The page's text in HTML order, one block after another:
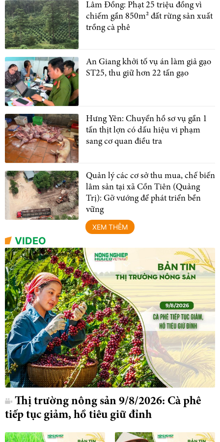
Lâm Đồng: Phạt 25 triệu đồng vì
chiếm gần 850m² đất rừng sản xuất
trồng cà phê
An Giang khởi tố vụ án làm giả gạo
ST25, thu giữ hơn 22 tấn gạo
Hưng Yên: Chuyển hồ sơ vụ gần 1
tấn thịt lợn có dấu hiệu vi phạm
sang cơ quan điều tra
Quản lý các cơ sở thu mua, chế biến
lâm sản tại xã Cồn Tiên (Quảng
Trị): Gỡ vướng để phát triển bền
vững
XEM THÊM
VIDEO
Thị trường nông sản 9/8/2026: Cà phê
tiếp tục giảm, hồ tiêu giữ đỉnh